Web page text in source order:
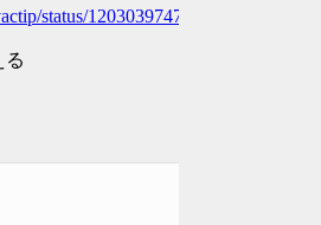
status/1203039747272261635